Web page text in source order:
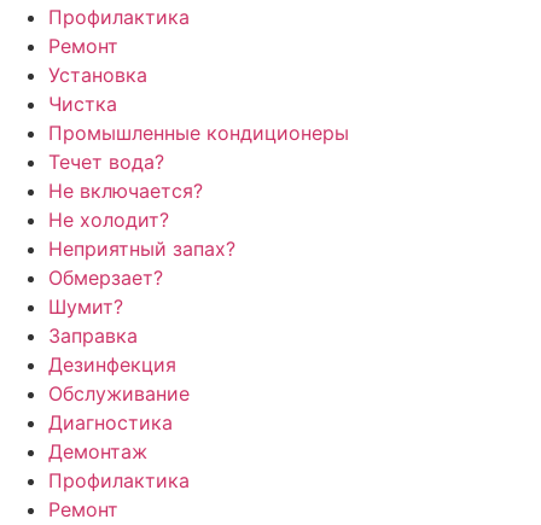
Профилактика
Ремонт
Установка
Чистка
Промышленные кондиционеры
Течет вода?
Не включается?
Не холодит?
Неприятный запах?
Обмерзает?
Шумит?
Заправка
Дезинфекция
Обслуживание
Диагностика
Демонтаж
Профилактика
Ремонт